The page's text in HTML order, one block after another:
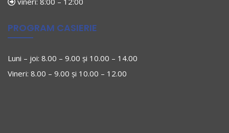
PROGRAM CASIERIE
Luni – joi: 8.00 – 9.00 și 10.00 – 14.00
Vineri: 8.00 – 9.00 și 10.00 – 12.00